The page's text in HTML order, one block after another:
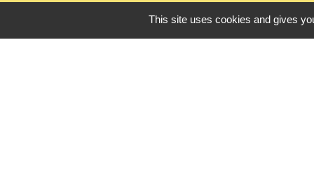
This site uses cookies and gives